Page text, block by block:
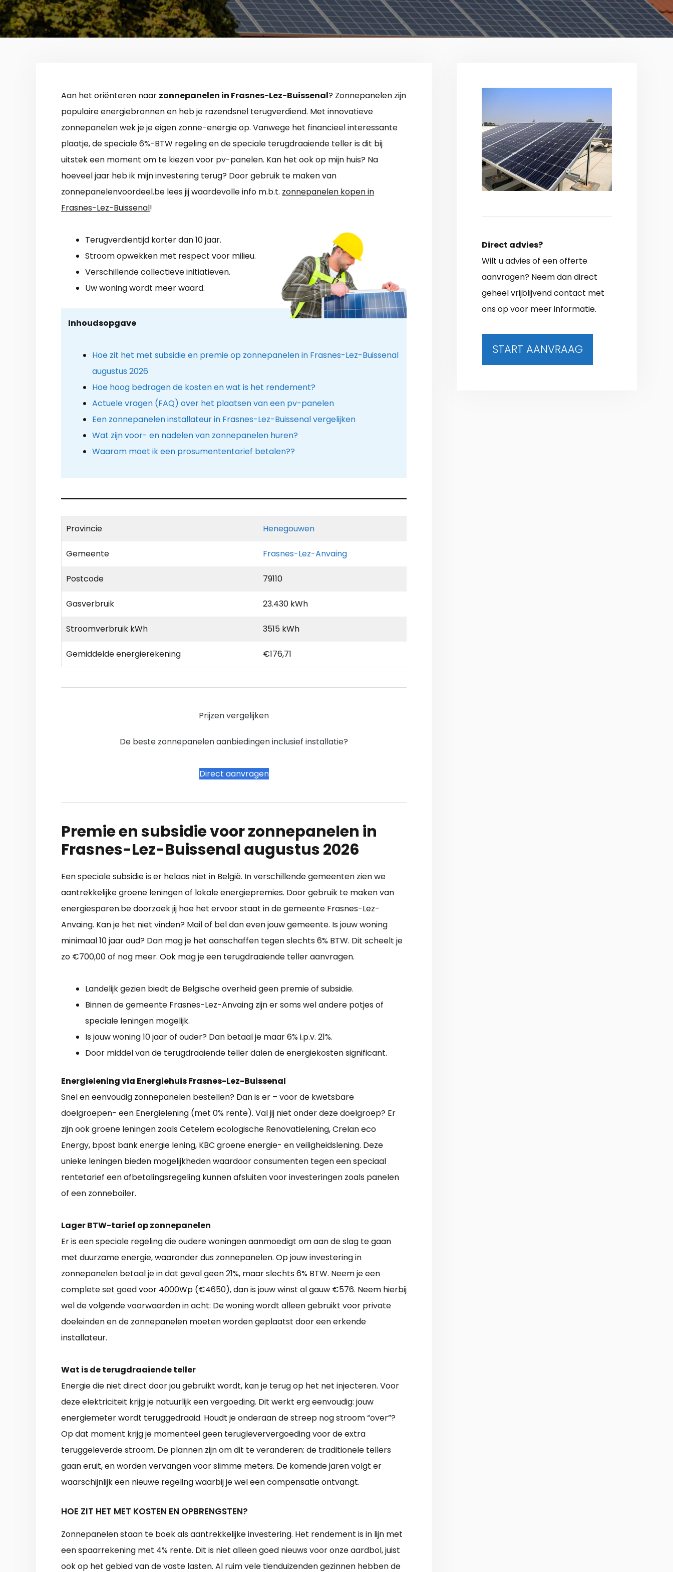
Aan het oriënteren naar zonnepanelen in Frasnes-Lez-Buissenal? Zonnepanelen zijn
populaire energiebronnen en heb je razendsnel terugverdiend. Met innovatieve
zonnepanelen wek je je eigen zonne-energie op. Vanwege het financieel interessante
plaatje, de speciale 6%-BTW regeling en de speciale terugdraaiende teller is dit bij
uitstek een moment om te kiezen voor pv-panelen. Kan het ook op mijn huis? Na
hoeveel jaar heb ik mijn investering terug? Door gebruik te maken van
zonnepanelenvoordeel.be lees jij waardevolle info m.b.t. zonnepanelen kopen in
Frasnes-Lez-Buissenal!
Terugverdientijd korter dan 10 jaar.
Stroom opwekken met respect voor milieu.
Verschillende collectieve initiatieven.
Uw woning wordt meer waard.
Inhoudsopgave
Hoe zit het met subsidie en premie op zonnepanelen in Frasnes-Lez-Buissenal
augustus 2026
Hoe hoog bedragen de kosten en wat is het rendement?
Actuele vragen (FAQ) over het plaatsen van een pv-panelen
Een zonnepanelen installateur in Frasnes-Lez-Buissenal vergelijken
Wat zijn voor- en nadelen van zonnepanelen huren?
Waarom moet ik een prosumententarief betalen??
Provincie Henegouwen
Gemeente Frasnes-Lez-Anvaing
Postcode 79110
Gasverbruik 23.430 kWh
Stroomverbruik kWh 3515 kWh
Gemiddelde energierekening €176,71
Prijzen vergelijken
De beste zonnepanelen aanbiedingen inclusief installatie?
Direct aanvragen
Premie en subsidie voor zonnepanelen in
Frasnes-Lez-Buissenal augustus 2026
Een speciale subsidie is er helaas niet in België. In verschillende gemeenten zien we
aantrekkelijke groene leningen of lokale energiepremies. Door gebruik te maken van
energiesparen.be doorzoek jij hoe het ervoor staat in de gemeente Frasnes-Lez-
Anvaing. Kan je het niet vinden? Mail of bel dan even jouw gemeente. Is jouw woning
minimaal 10 jaar oud? Dan mag je het aanschaffen tegen slechts 6% BTW. Dit scheelt je
zo €700,00 of nog meer. Ook mag je een terugdraaiende teller aanvragen.
Landelijk gezien biedt de Belgische overheid geen premie of subsidie.
Binnen de gemeente Frasnes-Lez-Anvaing zijn er soms wel andere potjes of
speciale leningen mogelijk.
Is jouw woning 10 jaar of ouder? Dan betaal je maar 6% i.p.v. 21%.
Door middel van de terugdraaiende teller dalen de energiekosten significant.
Energielening via Energiehuis Frasnes-Lez-Buissenal
Snel en eenvoudig zonnepanelen bestellen? Dan is er – voor de kwetsbare
doelgroepen- een Energielening (met 0% rente). Val jij niet onder deze doelgroep? Er
zijn ook groene leningen zoals Cetelem ecologische Renovatielening, Crelan eco
Energy, bpost bank energie lening, KBC groene energie- en veiligheidslening. Deze
unieke leningen bieden mogelijkheden waardoor consumenten tegen een speciaal
rentetarief een afbetalingsregeling kunnen afsluiten voor investeringen zoals panelen
of een zonneboiler.
Lager BTW-tarief op zonnepanelen
Er is een speciale regeling die oudere woningen aanmoedigt om aan de slag te gaan
met duurzame energie, waaronder dus zonnepanelen. Op jouw investering in
zonnepanelen betaal je in dat geval geen 21%, maar slechts 6% BTW. Neem je een
complete set goed voor 4000Wp (€4650), dan is jouw winst al gauw €576. Neem hierbij
wel de volgende voorwaarden in acht: De woning wordt alleen gebruikt voor private
doeleinden en de zonnepanelen moeten worden geplaatst door een erkende
installateur.
Wat is de terugdraaiende teller
Energie die niet direct door jou gebruikt wordt, kan je terug op het net injecteren. Voor
deze elektriciteit krijg je natuurlijk een vergoeding. Dit werkt erg eenvoudig: jouw
energiemeter wordt teruggedraaid. Houdt je onderaan de streep nog stroom “over”?
Op dat moment krijg je momenteel geen terugleververgoeding voor de extra
teruggeleverde stroom. De plannen zijn om dit te veranderen: de traditionele tellers
gaan eruit, en worden vervangen voor slimme meters. De komende jaren volgt er
waarschijnlijk een nieuwe regeling waarbij je wel een compensatie ontvangt.
HOE ZIT HET MET KOSTEN EN OPBRENGSTEN?
Zonnepanelen staan te boek als aantrekkelijke investering. Het rendement is in lijn met
een spaarrekening met 4% rente. Dit is niet alleen goed nieuws voor onze aardbol, juist
ook op het gebied van de vaste lasten. Al ruim vele tienduizenden gezinnen hebben de
Direct advies?
Wilt u advies of een offerte
aanvragen? Neem dan direct
geheel vrijblijvend contact met
ons op voor meer informatie.
START AANVRAAG